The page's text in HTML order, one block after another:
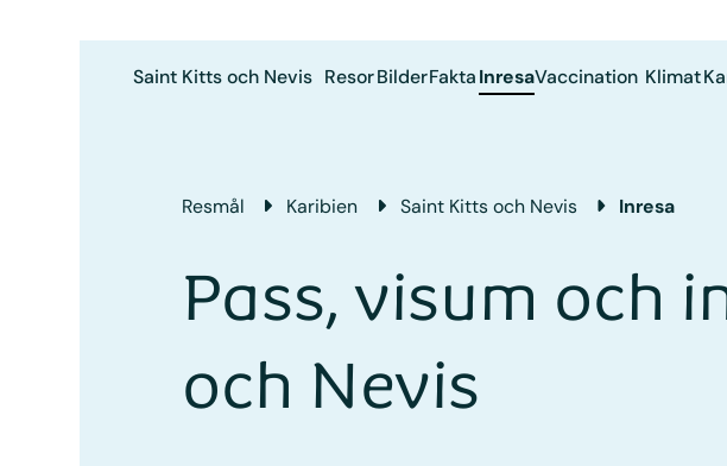
Saint Kitts och Nevis ResorBilderFaktaInresaVaccination Klimat
Resmål Karibien Saint Kitts och Nevis Inresa
Pass, visum och
och Nevis